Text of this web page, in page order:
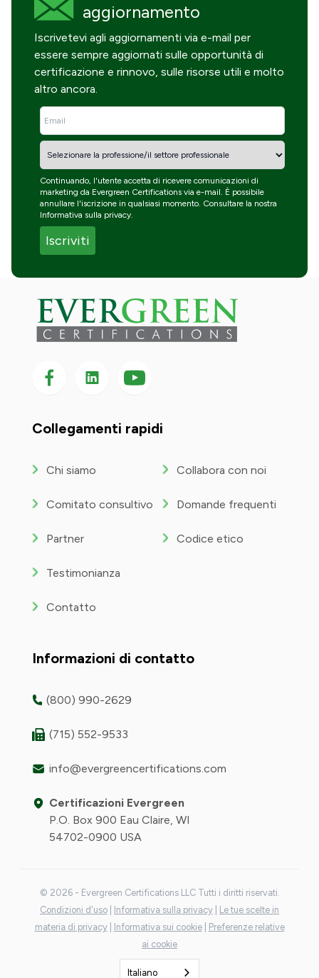
aggiornamento
Iscrivetevi agli aggiornamenti via e-mail per
essere sempre aggiornati sulle opportunità di
certificazione e rinnovo, sulle risorse utili e molto
altro ancora.
Continuando, l'utente accetta di ricevere comunicazioni di
marketing da Evergreen Certifications via e-mail. È possibile
annullare l'iscrizione in qualsiasi momento. Consultare la nostra
Informativa sulla privacy.
Seguici su Facebook
Seguici su LinkedIn
Seguici
su
Collegamenti rapidi
Chi siamo
Comitato consultivo
Partner
Testimonianza
Contatto
Collabora con noi
Domande frequenti
Codice etico
Informazioni di contatto
(800) 990-2629
(715) 552-9533
info@evergreencertifications.com
Certificazioni Evergreen
P.O. Box 900 Eau Claire, WI
54702-0900 USA
© 2026 - Evergreen Certifications LLC Tutti i diritti riservati.
Condizioni d'uso
Informativa sulla privacy
Le tue scelte in
materia di privacy| Informativa sui cookie|
Preferenze relative
ai cookie
Italiano